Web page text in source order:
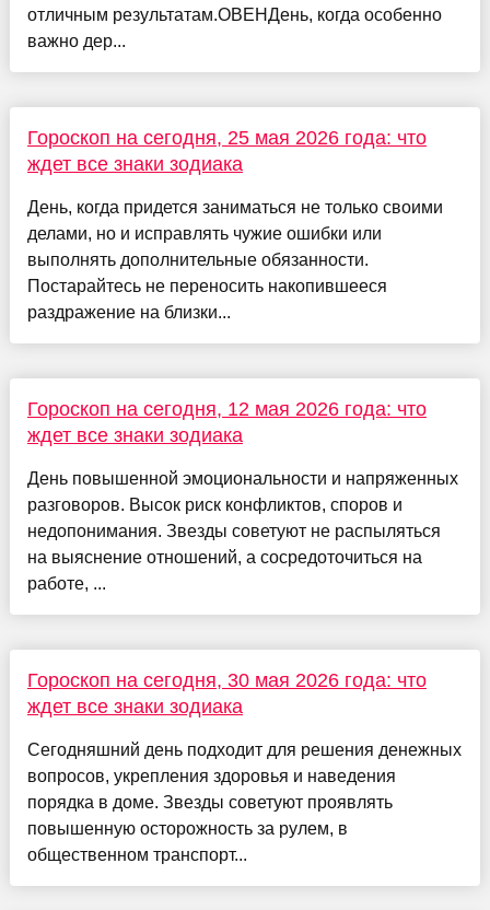
отличным результатам.ОВЕНДень, когда особенно
важно дер...
Гороскоп на сегодня, 25 мая 2026 года: что
ждет все знаки зодиака
День, когда придется заниматься не только своими
делами, но и исправлять чужие ошибки или
выполнять дополнительные обязанности.
Постарайтесь не переносить накопившееся
раздражение на близки...
Гороскоп на сегодня, 12 мая 2026 года: что
ждет все знаки зодиака
День повышенной эмоциональности и напряженных
разговоров. Высок риск конфликтов, споров и
недопонимания. Звезды советуют не распыляться
на выяснение отношений, а сосредоточиться на
работе, ...
Гороскоп на сегодня, 30 мая 2026 года: что
ждет все знаки зодиака
Сегодняшний день подходит для решения денежных
вопросов, укрепления здоровья и наведения
порядка в доме. Звезды советуют проявлять
повышенную осторожность за рулем, в
общественном транспорт...